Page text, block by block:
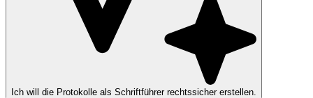
Ich will die Protokolle als Schriftführer rechtssicher erstellen.